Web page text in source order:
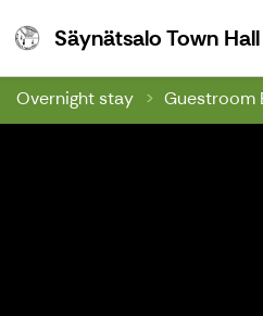
Säynätsalo Town Hall
Overnight stay Guestroom